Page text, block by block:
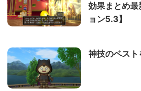
効果まとめ
ョン5.3】
神技のベスト